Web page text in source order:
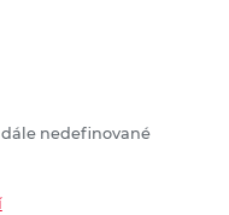
nedefinované